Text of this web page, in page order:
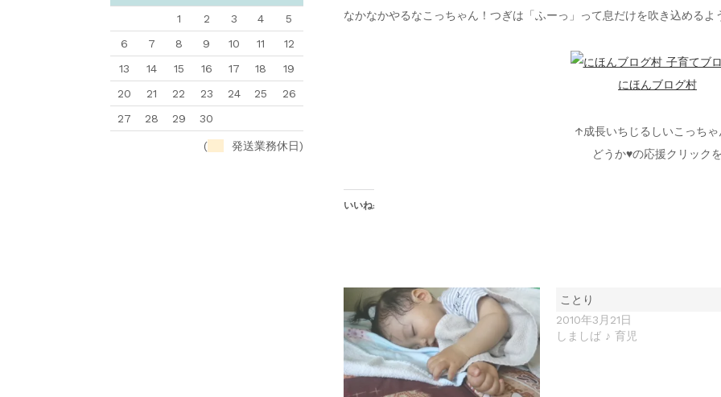
なかなかやるなこっちゃん！つぎは「ふーっ」って息だけを吹き込めるよ
にほんブログ村
↑成長いちじるしいこっちゃ
どうか♥の応援クリック
いいね:
ことり
2010年3月21日
しましば ♪ 育児
1 2 3 4
5
6
7 8 9 10 11
12
13
14 15 16 17 18
19
20
21 22 23 24 25
26
27
28 29 30
( 発送業務休日)